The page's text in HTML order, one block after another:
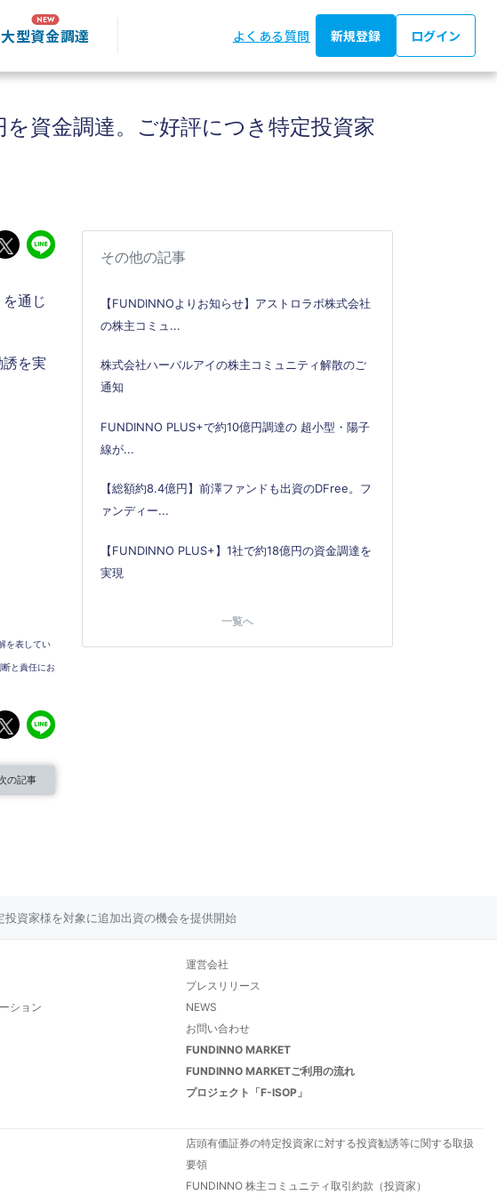
大型資金調達 よくある質問 新規登録 ログイン
資金調達。ご好評につき特定投資家
通じ
を実
を表してい
と責任にお
の記事
その他の記事
【FUNDINNOよりお知らせ】アストロラボ株式会社
の株主コミュ...
株式会社ハーバルアイの株主コミュニティ解散のご
通知
FUNDINNO PLUS+で約10億円調達の 超小型・陽子
線が...
【総額約8.4億円】前澤ファンドも出資のDFree。フ
ァンディー...
【FUNDINNO PLUS+】1社で約18億円の資金調達を
実現
一覧へ
資家様を対象に追加出資の機会を提供開始
ション
運営会社
プレスリリース
NEWS
お問い合わせ
FUNDINNO MARKET
FUNDINNO MARKETご利用の流れ
プロジェクト「F-ISOP」
店頭有価証券の特定投資家に対する投資勧誘等に関する取扱
要領
FUNDINNO 株主コミュニティ取引約款（投資家）